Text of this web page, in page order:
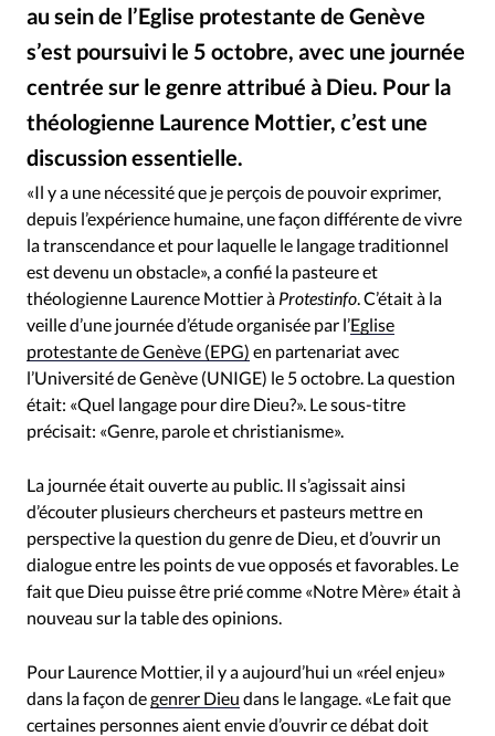
Devise:
CHF
RUBRIQUES
Eglises
Histoire Laicité
Liberté religieuse
Mission
Monde People
Société
au sein de l’Eglise protestante de Genève
s’est poursuivi le 5 octobre, avec une journée
centrée sur le genre attribué à Dieu. Pour la
théologienne Laurence Mottier, c’est une
discussion essentielle.
©Daniel Jolivet / Flickr - La Cathédrale Saint-Pierre de Genève
«Il y a une nécessité que je perçois de pouvoir exprimer,
depuis l’expérience humaine, une façon différente de vivre
la transcendance et pour laquelle le langage traditionnel
est devenu un obstacle», a confié la pasteure et
théologienne Laurence Mottier à Protestinfo . C’était à la
veille d’une journée d’étude organisée par l’Eglise
protestante de Genève (EPG) en partenariat avec
l’Université de Genève (UNIGE) le 5 octobre. La question
était: «Quel langage pour dire Dieu?». Le sous-titre
précisait: «Genre, parole et christianisme».
La journée était ouverte au public. Il s’agissait ainsi
d’écouter plusieurs chercheurs et pasteurs mettre en
perspective la question du genre de Dieu, et d’ouvrir un
dialogue entre les points de vue opposés et favorables. Le
fait que Dieu puisse être prié comme «Notre Mère» était à
nouveau sur la table des opinions.
Pour Laurence Mottier, il y a aujourd’hui un «réel enjeu»
dans la façon degenrer Dieu dans le langage. «Le fait que
certaines personnes aient envie d’ouvrir ce débat doit